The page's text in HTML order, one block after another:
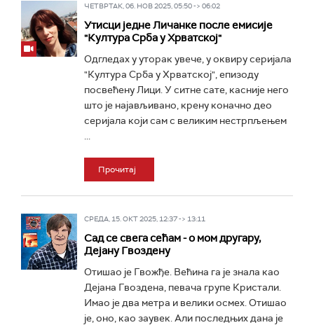
ЧЕТВРТАК, 06. НОВ 2025, 05:50 -> 06:02
Утисци једне Личанке после емисије
"Култура Срба у Хрватској"
Одгледах у уторак увече, у оквиру серијала
"Култура Срба у Хрватској", епизоду
посвећену Лици. У ситне сате, касније него
што је најављивано, крену коначно део
серијала који сам с великим нестрпљењем
...
Прочитај
СРЕДА, 15. ОКТ 2025, 12:37 -> 13:11
Сад се свега сећам - о мом другару,
Дејану Гвоздену
Отишао је Гвожђе. Већина га је знала као
Дејана Гвоздена, певача групе Кристали.
Имао је два метра и велики осмех. Отишао
је, оно, као заувек. Али последњих дана је